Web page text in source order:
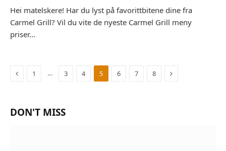
Hei matelskere! Har du lyst på favorittbitene dine fra
Carmel Grill? Vil du vite de nyeste Carmel Grill meny
priser…
Previous
1 … 3 4 5 6 7 8 Next
DON'T MISS